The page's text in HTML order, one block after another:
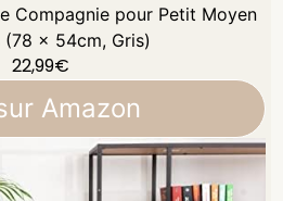
Compagnie pour Petit Moyen
(78 x 54cm, Gris)
22,99€
Amazon